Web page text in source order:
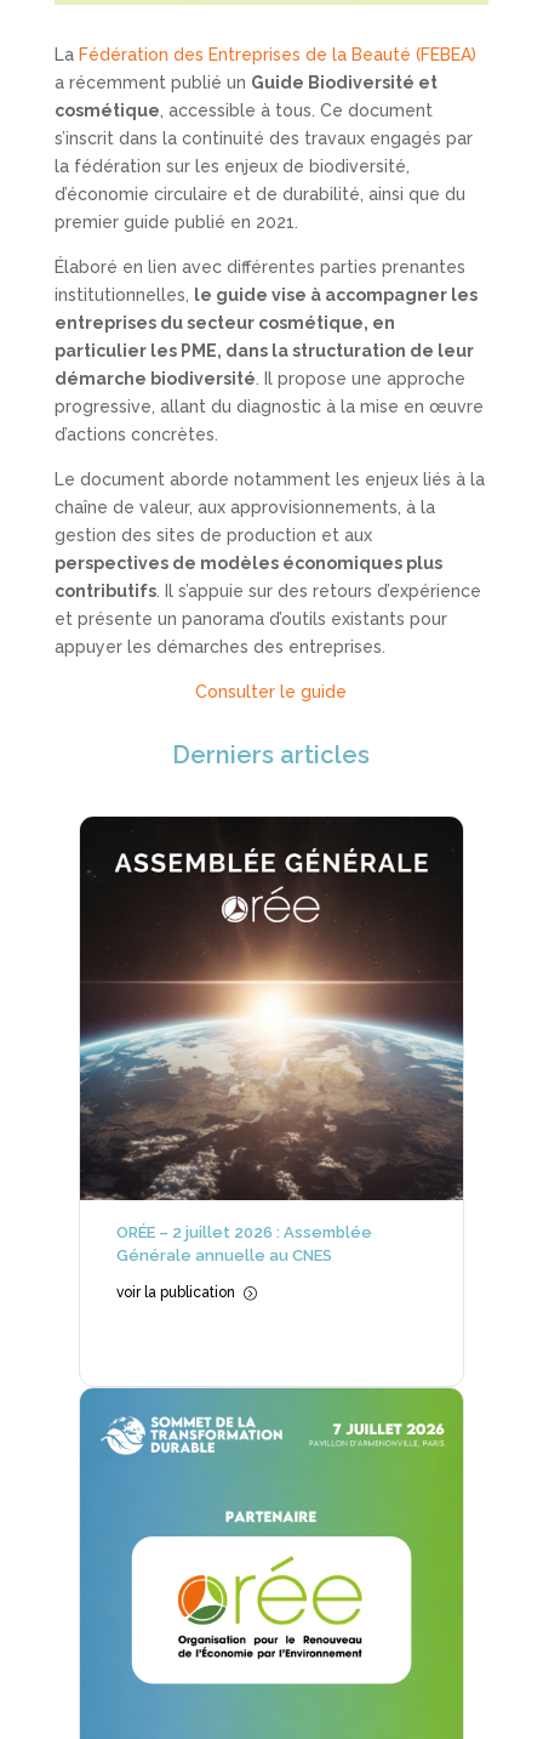
LaFédération des Entreprises de la Beauté (FEBEA)
a récemment publié un Guide Biodiversité et
cosmétique , accessible à tous. Ce document
s’inscrit dans la continuité des travaux engagés par
la fédération sur les enjeux de biodiversité,
d’économie circulaire et de durabilité, ainsi que du
premier guide publié en 2021.
Élaboré en lien avec différentes parties prenantes
institutionnelles,
le guide vise à accompagner les
entreprises du secteur cosmétique, en
particulier les PME, dans la structuration de leur
démarche biodiversité . Il propose une approche
progressive, allant du diagnostic à la mise en œuvre
d’actions concrètes.
Le document aborde notamment les enjeux liés à la
chaîne de valeur, aux approvisionnements, à la
gestion des sites de production et aux
perspectives de modèles économiques plus
contributifs. Il s’appuie sur des retours d’expérience
et présente un panorama d’outils existants pour
appuyer les démarches des entreprises.
Consulter le guide
Derniers articles
ORÉE – 2 juillet 2026 : Assemblée
Générale annuelle au CNES
voir la publication =